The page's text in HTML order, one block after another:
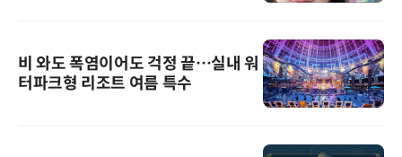
비 와도 폭염이어도 걱정 끝…실내 워
터파크형 리조트 여름 특수